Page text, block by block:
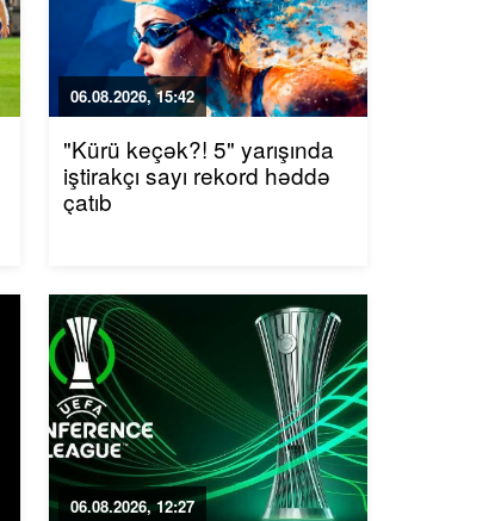
06.08.2026, 15:42
"Kürü keçək?! 5" yarışında
iştirakçı sayı rekord həddə
çatıb
06.08.2026, 12:27